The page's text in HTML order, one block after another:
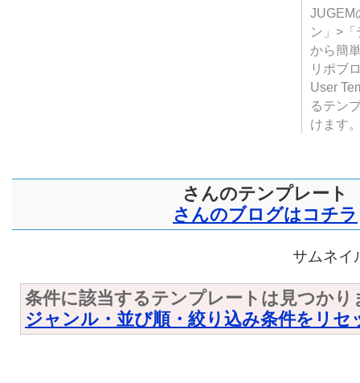
JUGEM
ン」>
から簡
リポブ
User
るテン
けます
さんのテンプレート
さんのブログはコチラ
サムネイ
条件に該当するテンプレートは見つかり
ジャンル・並び順・絞り込み条件をリセ